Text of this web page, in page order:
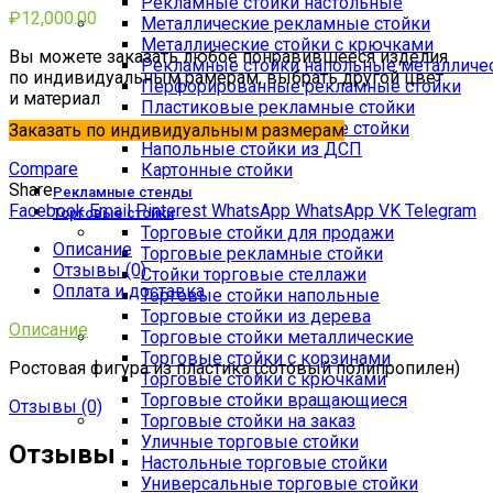
Металлические рекламные стойки
Металлические стойки с крючками
Рекламные стойки напольные
Перфорированные рекламные стойки
Пластиковые рекламные стойки
Деревянные рекламные стойки
Напольные стойки из ДСП
Картонные стойки
Рекламные стенды
Торговые стойки
Торговые стойки для продажи
Торговые рекламные стойки
Стойки торговые стеллажи
Торговые стойки напольные
Торговые стойки из дерева
Торговые стойки металлические
Торговые стойки с корзинами
Торговые стойки с крючками
Торговые стойки вращающиеся
Торговые стойки на заказ
Уличные торговые стойки
Настольные торговые стойки
Универсальные торговые стойки
₽12,000.00
Вы можете заказать любое понравившееся изделия
по индивидуальным рамерам, выбрать другой цвет
и материал
Заказать по индивидуальным размерам
Compare
Share
Facebook Email Pinterest WhatsApp WhatsApp VK Telegram
Описание
Отзывы (0)
Оплата и доставка
Описание
Ростовая фигура из пластика (сотовый полипропилен)
Отзывы (0)
Отзывы